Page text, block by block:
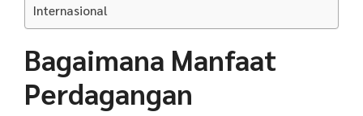
Internasional
Bagaimana Manfaat
Perdagangan